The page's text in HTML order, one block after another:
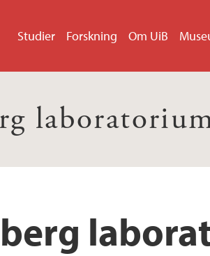
Studier Forskning Om UiB